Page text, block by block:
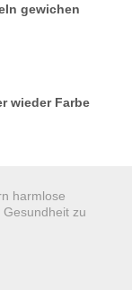
gewichen
wieder Farbe
harmlose
zu